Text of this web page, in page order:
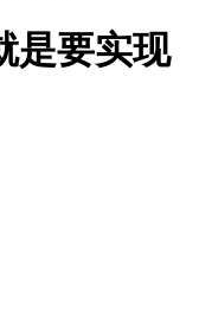
是要实现